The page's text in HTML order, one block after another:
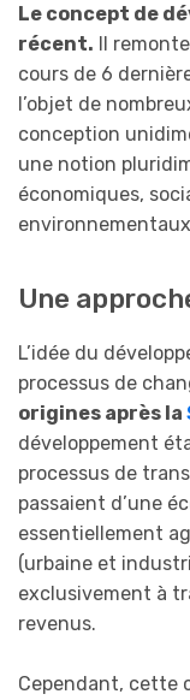
Le concept de
récent. Il
cours de 6
l’objet de
conception
une notion
économiques,
Une
L’idée du
processus de
origines après la
développement
processus de
passaient d’une
essentiellement
(urbaine et
exclusivement à
revenus.
Cependant, cette